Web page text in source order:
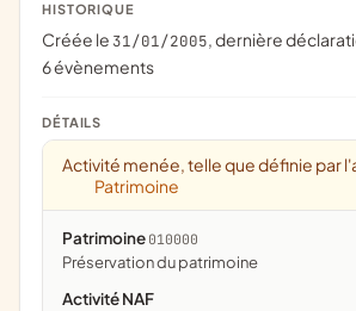
HISTORIQUE
Créée le 31/01/2005, dernière
6 évènements
DÉTAILS
Activité menée, telle que définie par
Patrimoine
Patrimoine 010000
préservation du patrimoine
Activité NAF